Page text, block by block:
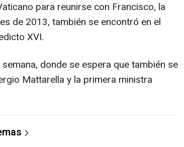
para reunirse con Francisco, la
de 2013, también se encontró en el
XVI.
donde se espera que también se
Mattarella y la primera ministra